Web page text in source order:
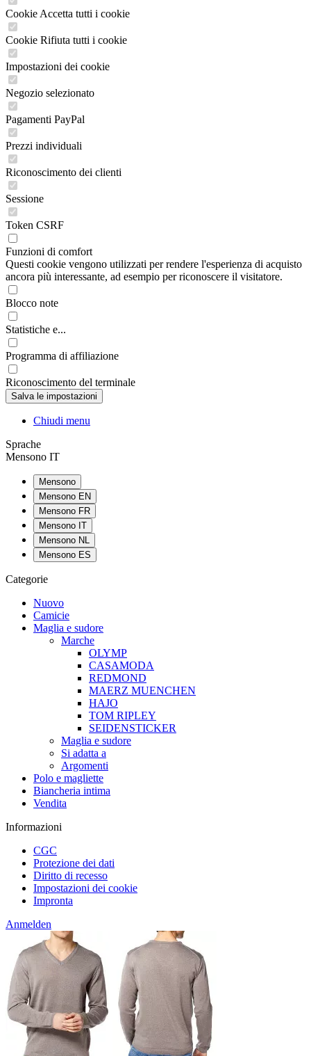
Cookie Accetta tutti i cookie
Cookie Rifiuta tutti i cookie
Impostazioni dei cookie
Negozio selezionato
Pagamenti PayPal
Prezzi individuali
Riconoscimento dei clienti
Sessione
Token CSRF
Funzioni di comfort
Questi cookie vengono utilizzati per rendere l'esperienza di acquisto
ancora più interessante, ad esempio per riconoscere il visitatore.
Blocco note
Statistiche e...
Programma di affiliazione
Riconoscimento del terminale
Chiudi menu
Sprache
Mensono IT
Mensono
Mensono EN
Mensono FR
Mensono IT
Mensono NL
Mensono ES
Categorie
Nuovo
Camicie
Maglia e sudore
Marche
OLYMP
CASAMODA
REDMOND
MAERZ MUENCHEN
HAJO
TOM RIPLEY
SEIDENSTICKER
Maglia e sudore
Si adatta a
Argomenti
Polo e magliette
Biancheria intima
Vendita
Informazioni
CGC
Protezione dei dati
Diritto di recesso
Impostazioni dei cookie
Impronta
Anmelden